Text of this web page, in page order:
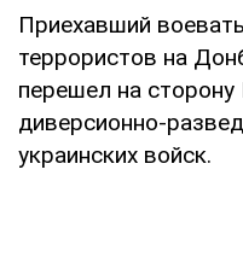
Приехавший
террористов на
перешел на сторону
диверсионно-
украинских войск.